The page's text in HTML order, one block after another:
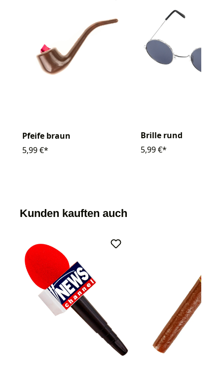
Pfeife braun
5,99 €*
Brille rund
5,99 €*
Kunden kauften auch